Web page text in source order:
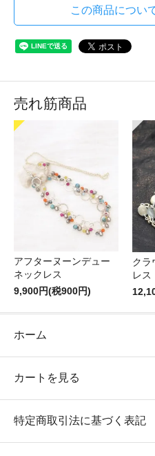
この商品につい
売れ筋商品
アフターヌーンデュー
ネックレス
9,900円(税900円)
クラ
レス
ホーム
カートを見る
特定商取引法に基づく表記